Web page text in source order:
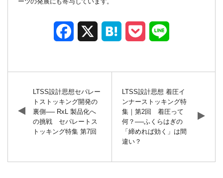
Facebook Hatena Pocket
LTSS設計思想セパレー
トストッキング開発の
裏側── RxL 製品化へ
の挑戦 セパレートス
トッキング特集 第7回
LTSS設計思想 着圧イ
ンナーストッキング特
集｜第2回 着圧って
何？──ふくらはぎの
「締めれば効く」は間
違い？